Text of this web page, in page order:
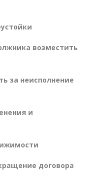
возместить
за неисполнение
и
договора